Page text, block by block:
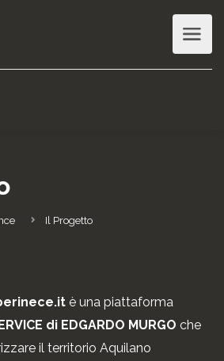
Il Progetto
è una piattaforma
di EDGARDO MURGO che
il territorio Aquilano